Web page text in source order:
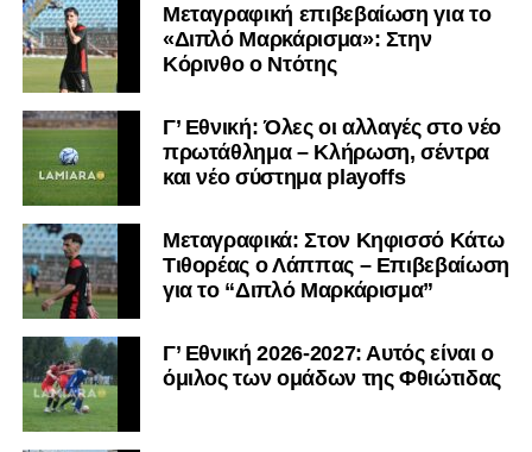
Μεταγραφική επιβεβαίωση για το
«Διπλό Μαρκάρισμα»: Στην
Κόρινθο ο Ντότης
Γ’ Εθνική: Όλες οι αλλαγές στο νέο
πρωτάθλημα – Κλήρωση, σέντρα
και νέο σύστημα playoffs
Μεταγραφικά: Στον Κηφισσό Κάτω
Τιθορέας ο Λάππας – Επιβεβαίωση
για το “Διπλό Μαρκάρισμα”
Γ’ Εθνική 2026-2027: Αυτός είναι ο
όμιλος των ομάδων της Φθιώτιδας